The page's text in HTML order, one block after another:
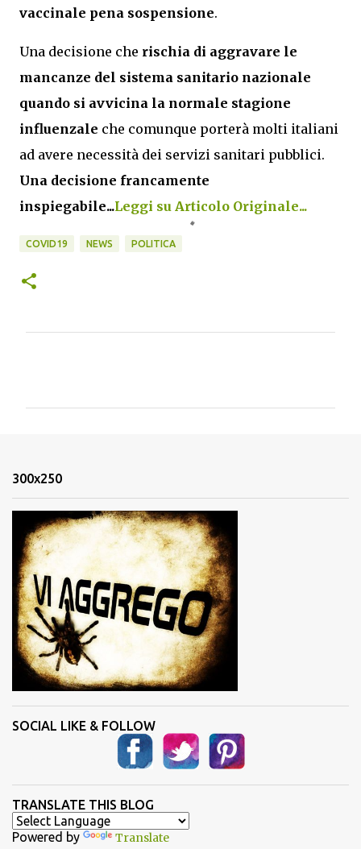
vaccinale pena sospensione.
Una decisione che rischia di aggravare le
mancanze del sistema sanitario nazionale
quando si avvicina la normale stagione
influenzale che comunque porterà molti italiani
ad avere necessità dei servizi sanitari pubblici.
Una decisione francamente
inspiegabile...Leggi su Articolo Originale...
COVID19 NEWS POLITICA
n
i
300x250
SOCIAL LIKE & FOLLOW
TRANSLATE THIS BLOG
Powered by Translate